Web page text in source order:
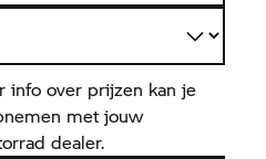
info over prijzen kan je
met jouw
dealer.